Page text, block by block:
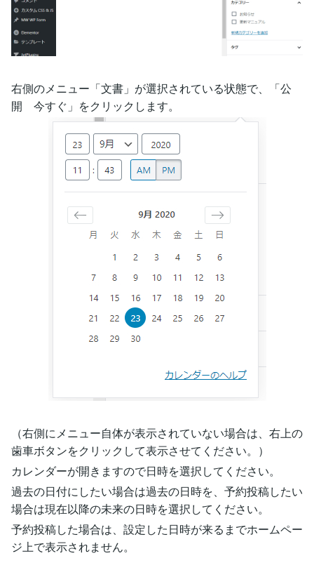
右側のメニュー「文書」が選択されている状態で、「公
開 今すぐ」をクリックします。
（右側にメニュー自体が表示されていない場合は、右上の
歯車ボタンをクリックして表示させてください。）
カレンダーが開きますので日時を選択してください。
過去の日付にしたい場合は過去の日時を、予約投稿したい
場合は現在以降の未来の日時を選択してください。
予約投稿した場合は、設定した日時が来るまでホームペー
ジ上で表示されません。